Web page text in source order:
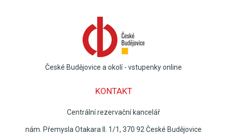
České Budějovice a okolí - vstupenky online
KONTAKT
Centrální rezervační kancelář
nám. Přemysla Otakara II. 1/1, 370 92 České Budějovice